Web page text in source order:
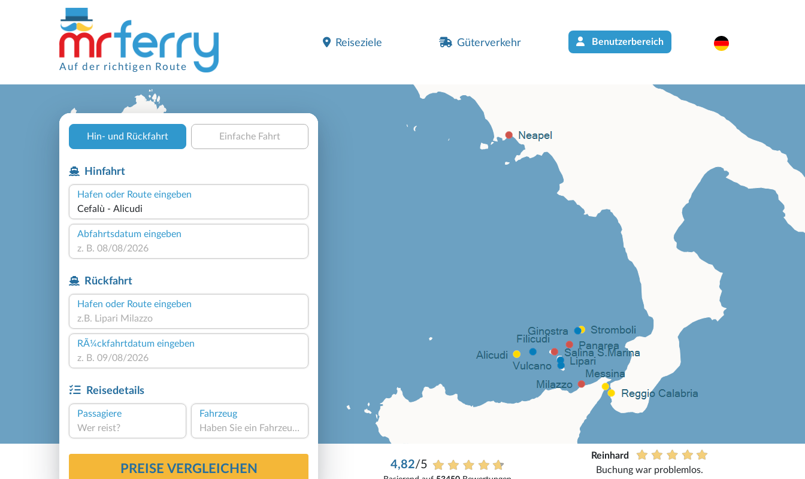
Auf der richtigen Route
Reiseziele Güterverkehr Benutzerbereich
Hin- und Rückfahrt Einfache Fahrt
Hinfahrt
Hafen oder Route eingeben
Abfahrtsdatum eingeben
Rückfahrt
Hafen oder Route eingeben
RÃ¼ckfahrtdatum eingeben
Reisedetails
Passagiere
Wer reist?
Fahrzeug
Haben Sie ein Fahrzeug?
PREISE VERGLEICHEN 4,82/5
Reinhard
Buchung war problemlos.